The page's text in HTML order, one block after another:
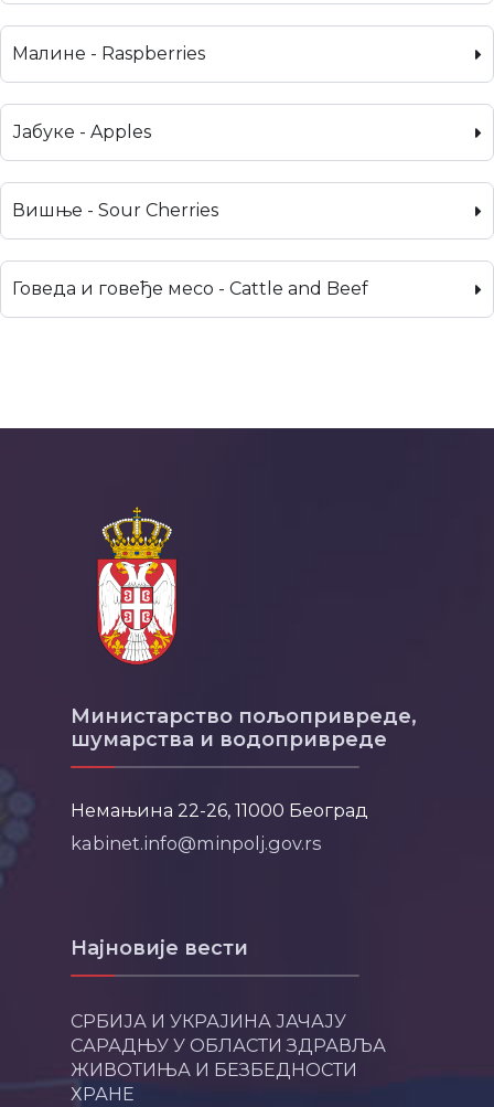
Малине - Raspberries
Јабуке - Apples
Вишње - Sour Cherries
Говеда и говеђе месо - Cattle and Beef
Министарство пољопривреде,
шумарства и водопривреде
Немањина 22-26, 11000 Београд
kabinet.info@minpolj.gov.rs
Најновије вести
СРБИЈА И УКРАЈИНА ЈАЧАЈУ
САРАДЊУ У ОБЛАСТИ ЗДРАВЉА
ЖИВОТИЊА И БЕЗБЕДНОСТИ
ХРАНЕ